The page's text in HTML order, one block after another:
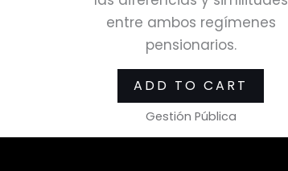
entre ambos regímenes
pensionarios.
ADD TO CART
Gestión Pública